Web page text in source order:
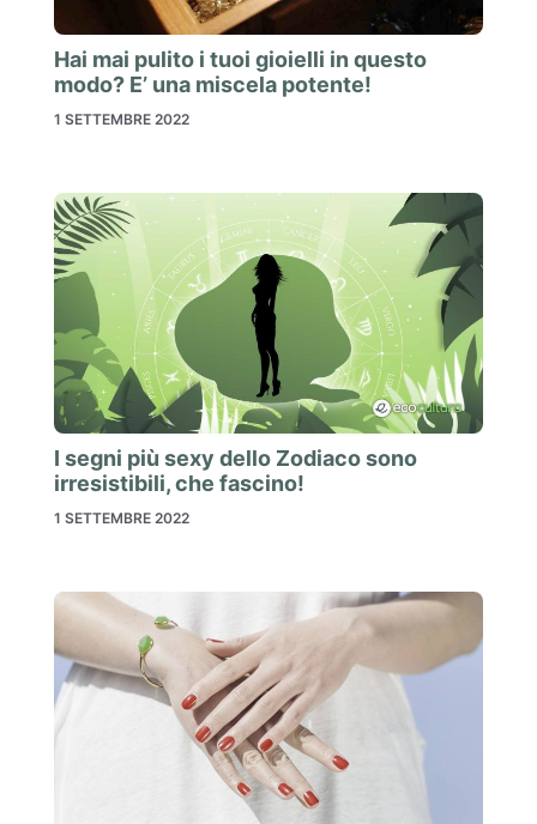
Hai mai pulito i tuoi gioielli in questo
modo? E’ una miscela potente!
1 SETTEMBRE 2022
I segni più sexy dello Zodiaco sono
irresistibili, che fascino!
1 SETTEMBRE 2022